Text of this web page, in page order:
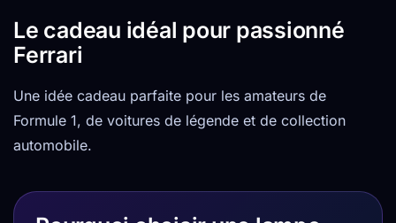
Le cadeau idéal pour passionné
Ferrari
Une idée cadeau parfaite pour les amateurs de
Formule 1, de voitures de légende et de collection
automobile.